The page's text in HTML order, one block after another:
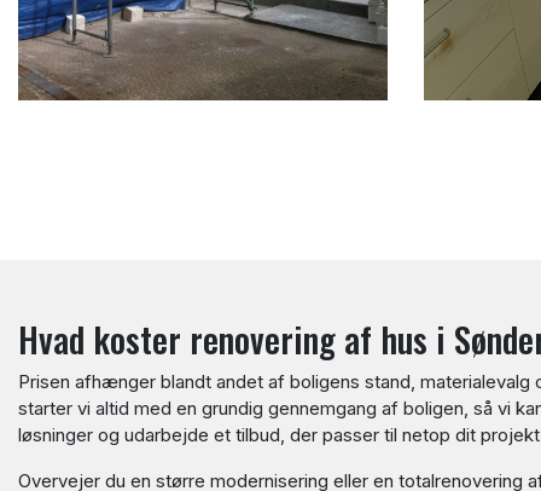
Hvad koster renovering af hus i
Prisen afhænger blandt andet af boligens stand,
starter vi altid med en grundig gennemgang af boligen, så vi
løsninger og udarbejde et tilbud, der passer til netop dit
Overvejer du en større modernisering eller en totalrenovering